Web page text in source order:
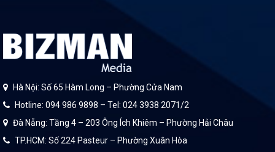
Hà Nội: Số 65 Hàm Long – Phường Cửa Nam
Hotline: 094 986 9898 – Tel: 024 3938 2071/2
Đà Nẵng: Tầng 4 – 203 Ông Ích Khiêm – Phường Hải Châu
TP.HCM: Số 224 Pasteur – Phường Xuân Hòa